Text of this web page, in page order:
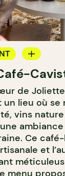
de
un lieu où
vins
Ce
et
menu